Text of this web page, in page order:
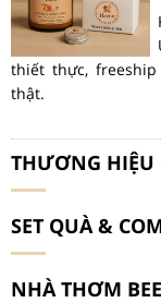
thiết thực,
thật.
THƯƠNG HIỆU
SET QUÀ &
NHÀ THƠM